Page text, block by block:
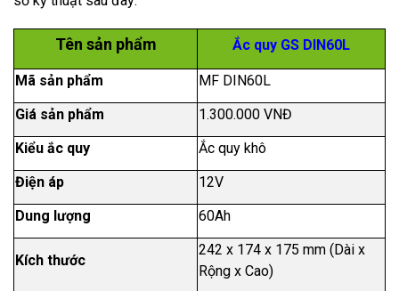
Tên sản phẩm Ắc quy GS DIN60L
Mã sản phẩm
MF DIN60L
Giá sản phẩm
1.300.000 VNĐ
Kiểu ắc quy
Ắc quy khô
Điện áp
12V
Dung lượng
60Ah
Kích thước
242 x 174 x 175 mm (Dài x
Rộng x Cao)